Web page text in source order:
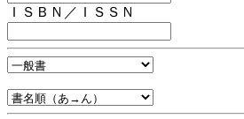
ＩＳＢＮ／ＩＳＳＮ